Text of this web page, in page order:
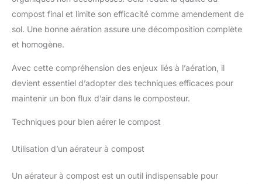
compost final et limite son efficacité comme amendement de
sol. Une bonne aération assure une décomposition complète
et homogène.
Avec cette compréhension des enjeux liés à l’aération, il
devient essentiel d’adopter des techniques efficaces pour
maintenir un bon flux d’air dans le composteur.
Techniques pour bien aérer le compost
Utilisation d’un aérateur à compost
Un aérateur à compost est un outil indispensable pour